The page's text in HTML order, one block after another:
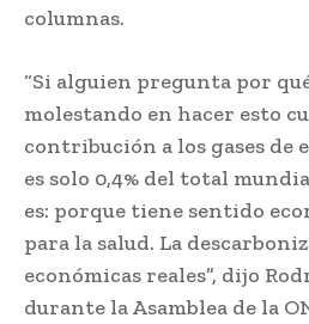
columnas.
“Si alguien pregunta por
molestando en hacer esto
contribución a los gases de
es solo 0,4% del total
es: porque tiene sentido
para la salud. La
económicas reales”, dijo
durante la Asamblea de la